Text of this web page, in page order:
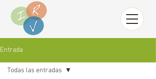
Entrada
Todas las entradas